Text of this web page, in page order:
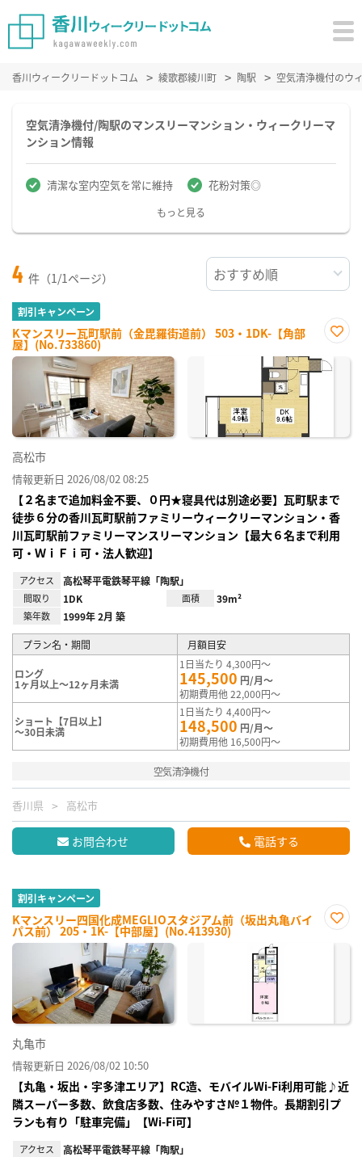
香川ウィークリードットコム 綾歌郡綾川町 陶駅 空気清浄機付のウ
空気清浄機付/陶駅のマンスリーマンション・ウィークリーマ
ンション情報
清潔な室内空気を常に維持 花粉対策◎
もっと見る
4 件（1/1ページ）
割引キャンペーン
Kマンスリー瓦町駅前（金毘羅街道前） 503・1DK-【角部
屋】(No.733860)
に入
り登
高松市
情報更新日 2026/08/02 08:25
【２名まで追加料金不要、０円★寝具代は別途必要】瓦町駅まで
徒歩６分の香川瓦町駅前ファミリーウィークリーマンション・香
川瓦町駅前ファミリーマンスリーマンション【最大６名まで利用
可・ＷｉＦｉ可・法人歓迎】
アクセス 高松琴平電鉄琴平線「陶駅」
間取り 1DK 面積 39m²
築年数 1999年 2月 築
プラン名・期間 月額目安
ロング
1ヶ月以上～12ヶ月未満
1日当たり 4,300円～
145,500 円/月～
初期費用他 22,000円～
ショート【7日以上】
～30日未満
1日当たり 4,400円～
148,500 円/月～
初期費用他 16,500円～
空気清浄機付
香川県 高松市
お問合わせ 電話する
割引キャンペーン
Kマンスリー四国化成MEGLIOスタジアム前（坂出丸亀バイ
パス前） 205・1K-【中部屋】(No.413930)
に入
丸亀市
情報更新日 2026/08/02 10:50
【丸亀・坂出・宇多津エリア】RC造、モバイルWi-Fi利用可能♪近
隣スーパー多数、飲食店多数、住みやすさ№１物件。長期割引プ
ランも有り「駐車完備」【Wi-Fi可】
アクセス 高松琴平電鉄琴平線「陶駅」